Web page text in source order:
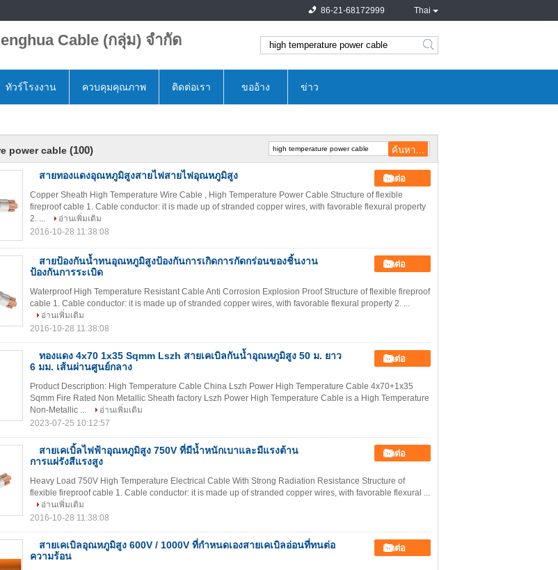
Thai
86-21-68172999
Cable (กลุ่ม) จำกัด
search
ทัวร์โรงงาน ควบคุมคุณภาพ ติดต่อเรา ขออ้าง ข่าว
power cable (100)
สายทองแดงอุณหภูมิสูงสายไฟสายไฟอุณหภูมิสูง ติดต่อ
Copper Sheath High Temperature Wire Cable , High Temperature Power Cable Structure of flexible
fireproof cable 1. Cable conductor: it is made up of stranded copper wires, with favorable flexural property
2. ...
อ่านเพิ่มเติม
2016-10-28 11:38:08
สายป้องกันน้ำทนอุณหภูมิสูงป้องกันการเกิดการกัดกร่อนของชิ้นงาน
ป้องกันการระเบิด
ติดต่อ
Waterproof High Temperature Resistant Cable Anti Corrosion Explosion Proof Structure of flexible fireproof
cable 1. Cable conductor: it is made up of stranded copper wires, with favorable flexural property 2. ...
อ่านเพิ่มเติม
2016-10-28 11:38:08
ทองแดง 4x70 1x35 Sqmm Lszh สายเคเบิลกันน้ำอุณหภูมิสูง 50 ม. ยาว
6 มม. เส้นผ่านศูนย์กลาง
ติดต่อ
Product Description: High Temperature Cable China Lszh Power High Temperature Cable 4x70+1x35
Sqmm Fire Rated Non Metallic Sheath factory Lszh Power High Temperature Cable is a High Temperature
Non-Metallic ...
อ่านเพิ่มเติม
2023-07-25 10:12:57
สายเคเบิ้ลไฟฟ้าอุณหภูมิสูง 750V ที่มีน้ำหนักเบาและมีแรงต้าน
การแผ่รังสีแรงสูง
ติดต่อ
Heavy Load 750V High Temperature Electrical Cable With Strong Radiation Resistance Structure of
flexible fireproof cable 1. Cable conductor: it is made up of stranded copper wires, with favorable flexural ...
อ่านเพิ่มเติม
2016-10-28 11:38:08
สายเคเบิลอุณหภูมิสูง 600V / 1000V ที่กำหนดเองสายเคเบิลอ่อนที่ทนต่อ
ความร้อน
ติดต่อ